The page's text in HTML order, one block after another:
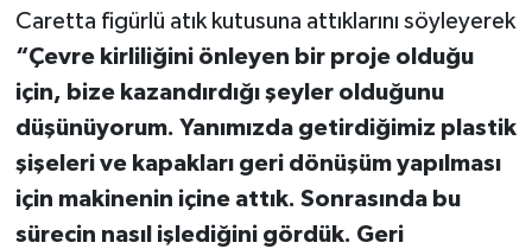
Caretta figürlü atık kutusuna attıklarını söyleyerek
“Çevre kirliliğini önleyen bir proje olduğu
için, bize kazandırdığı şeyler olduğunu
düşünüyorum. Yanımızda getirdiğimiz plastik
şişeleri ve kapakları geri dönüşüm yapılması
için makinenin içine attık. Sonrasında bu
sürecin nasıl işlediğini gördük. Geri